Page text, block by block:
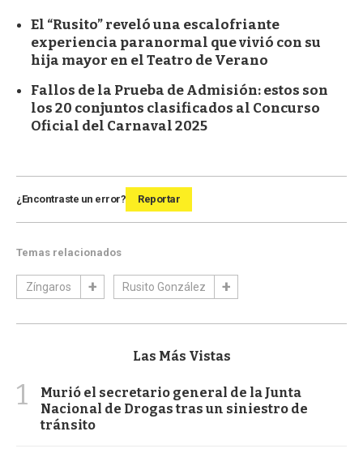
El “Rusito” reveló una escalofriante
experiencia paranormal que vivió con su
hija mayor en el Teatro de Verano
Fallos de la Prueba de Admisión: estos son
los 20 conjuntos clasificados al Concurso
Oficial del Carnaval 2025
¿Encontraste un error? Reportar
Temas relacionados
Zíngaros Rusito González
Las Más Vistas
1
Murió el secretario general de la Junta
Nacional de Drogas tras un siniestro de
tránsito